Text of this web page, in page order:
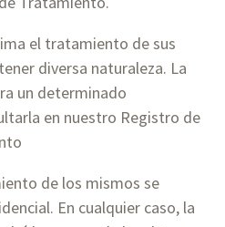
el tratamiento de sus
diversa naturaleza. La
un determinado
en nuestro Registro de
de los mismos se
En cualquier caso, la